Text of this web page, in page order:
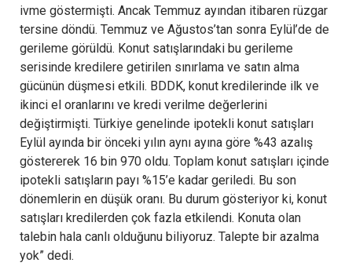
ivme göstermişti. Ancak Temmuz ayından itibaren rüzgar
tersine döndü. Temmuz ve Ağustos’tan sonra Eylül’de de
gerileme görüldü. Konut satışlarındaki bu gerileme
serisinde kredilere getirilen sınırlama ve satın alma
gücünün düşmesi etkili. BDDK, konut kredilerinde ilk ve
ikinci el oranlarını ve kredi verilme değerlerini
değiştirmişti. Türkiye genelinde ipotekli konut satışları
Eylül ayında bir önceki yılın aynı ayına göre %43 azalış
göstererek 16 bin 970 oldu. Toplam konut satışları içinde
ipotekli satışların payı %15’e kadar geriledi. Bu son
dönemlerin en düşük oranı. Bu durum gösteriyor ki, konut
satışları kredilerden çok fazla etkilendi. Konuta olan
talebin hala canlı olduğunu biliyoruz. Talepte bir azalma
yok” dedi.